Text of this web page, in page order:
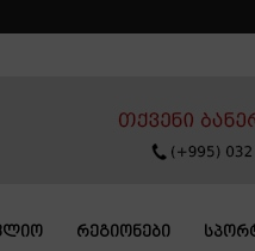
ᲠᲔᲒᲘᲝᲜᲔᲑᲘ